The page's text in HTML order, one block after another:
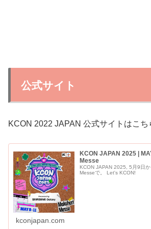
公式サイト
KCON 2022 JAPAN 公式サイトはこち
KCON JAPAN 2025 |
Messe
KCON JAPAN 2025, 5月9日
Messeで。 Let's KCON!
kconjapan.com